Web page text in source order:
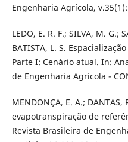
Engenharia Agrícola,
LEDO, E. R. F.; SILVA, M. G.;
BATISTA, L. S.
Parte I: Cenário atual. In:
de Engenharia Agrícola -
MENDONÇA, E. A.;
evapotranspiração de
Revista Brasileira de